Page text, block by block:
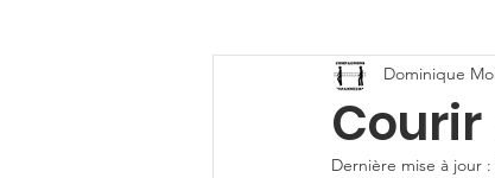
Dominique
Dernière mise à jour :